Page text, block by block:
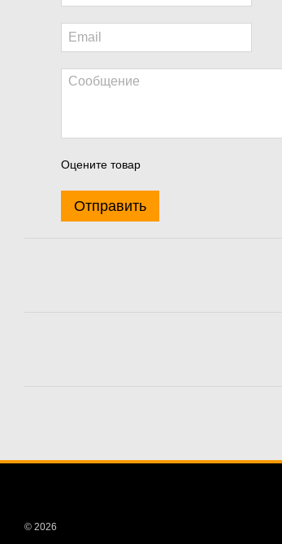
Оцените товар
Отправить
© 2026